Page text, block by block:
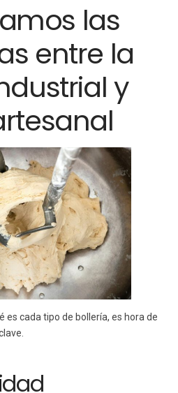
las
entre la
y
es cada tipo de bollería, es hora de